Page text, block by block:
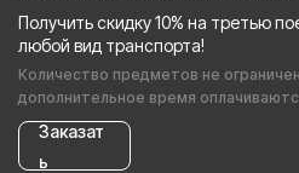
Получить скидку 10% на третью
любой вид транспорта!
Количество предметов не
дополнительное время
Заказат
ь